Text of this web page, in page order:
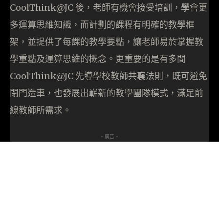
CoolThink@JC 後，老師有機會接受培訓，學會更
多運算思維知識，而計劃的課程有明確的教學框
架，並提供了每課的教學要點，讓老師易於掌握教
學重點及運算思維的概念。更重要的是有多間
CoolThink@JC 先導學校教師共襄法則，既可避免
閉門造車，也發展出嶄新的教學團隊模式，滿足前
線教師所需求。
- 廣告 -